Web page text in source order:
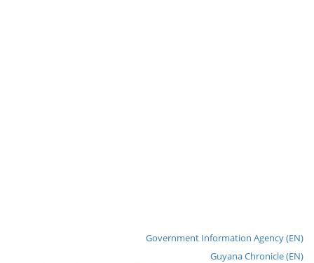
Government Information Agency (EN)
Guyana Chronicle (EN)